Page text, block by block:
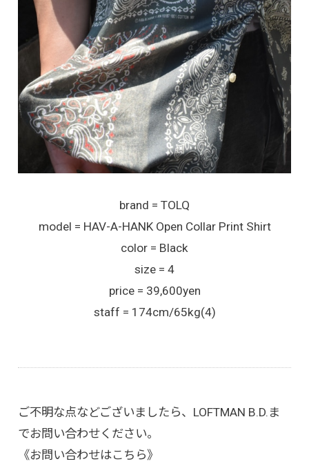
brand = TOLQ
model = HAV-A-HANK Open Collar Print Shirt
color = Black
size = 4
price = 39,600yen
staff = 174cm/65kg(4)
ご不明な点などございましたら、LOFTMAN B.D.ま
でお問い合わせください。
《お問い合わせはこちら》